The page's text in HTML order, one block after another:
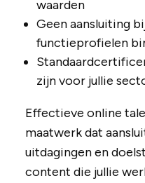
waarden
Geen aansluiting
functieprofielen
zijn voor jullie
Effectieve online
maatwerk dat
uitdagingen en
content die jullie